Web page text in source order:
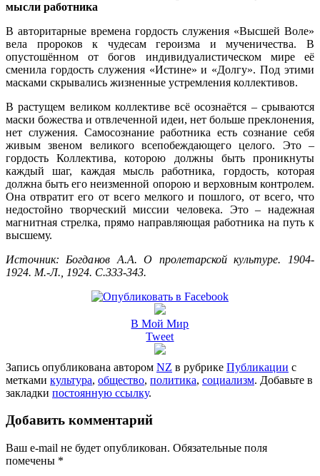
мысли работника
В авторитарные времена гордость служения «Высшей Воле»
вела пророков к чудесам героизма и мученичества. В
опустошённом от богов индивидуалистическом мире её
сменила гордость служения «Истине» и «Долгу». Под этими
масками скрывались жизненные устремления коллективов.
В растущем великом коллективе всё осознаётся – срываются
маски божества и отвлеченной идеи, нет больше преклонения,
нет служения. Самосознание работника есть сознание себя
живым звеном великого всепобеждающего целого. Это –
гордость Коллектива, которою должны быть проникнуты
каждый шаг, каждая мысль работника, гордость, которая
должна быть его неизменной опорою и верховным контролем.
Она отвратит его от всего мелкого и пошлого, от всего, что
недостойно творческий миссии человека. Это – надежная
магнитная стрелка, прямо направляющая работника на путь к
высшему.
Источник: Богданов А.А. О пролетарской культуре. 1904-
1924. М.-Л., 1924. С.333-343.
В Мой Мир
Tweet
Запись опубликована автором NZ в рубрике Публикации с
метками культура, общество, политика, социализм. Добавьте в
закладки постоянную ссылку.
Добавить комментарий
Ваш e-mail не будет опубликован. Обязательные поля
помечены *